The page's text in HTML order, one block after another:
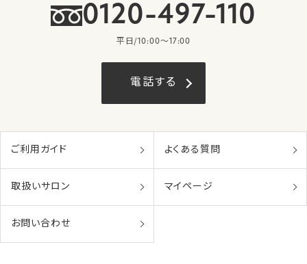
0120-497-110
平日/10:00〜17:00
電話する
ご利用ガイド よくある質問
取扱いサロン マイページ
お問い合わせ